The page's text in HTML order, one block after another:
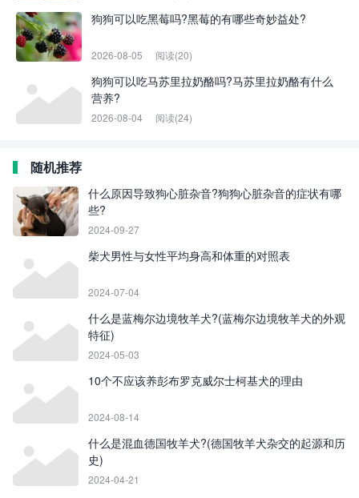
狗狗可以吃黑莓吗?黑莓的有哪些奇妙益处?
2026-08-05 阅读(20)
狗狗可以吃马苏里拉奶酪吗?马苏里拉奶酪有什么
营养?
2026-08-04 阅读(24)
随机推荐
什么原因导致狗心脏杂音?狗狗心脏杂音的症状有哪
些?
2024-09-27
柴犬男性与女性平均身高和体重的对照表
2024-07-04
什么是蓝梅尔边境牧羊犬?(蓝梅尔边境牧羊犬的外观
特征)
2024-05-03
10个不应该养彭布罗克威尔士柯基犬的理由
2024-08-14
什么是混血德国牧羊犬?(德国牧羊犬杂交的起源和历
史)
2024-04-21